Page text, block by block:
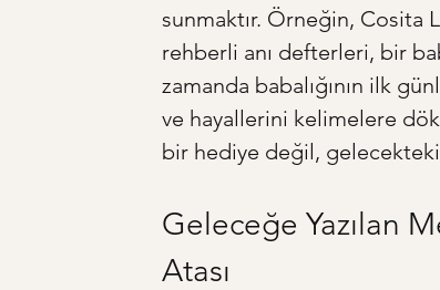
sunmaktır. Örneğin, Cosita
rehberli anı defterleri, bir
zamanda babalığının ilk
ve hayallerini kelimelere
bir hediye değil, gelecekteki
Geleceğe Yazılan
Atası